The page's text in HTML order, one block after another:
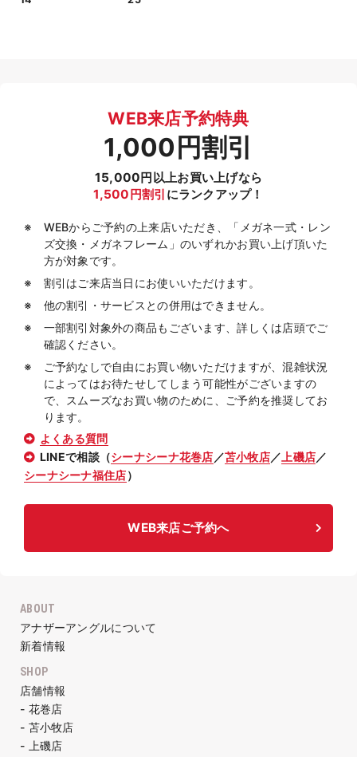
WEB来店予約特典
1,000円割引
15,000円以上お買い上げなら
1,500円割引 にランクアップ！
WEBからご予約の上来店いただき、「メガネ一式・レン
ズ交換・メガネフレーム」のいずれかお買い上げ頂いた
方が対象です。
割引はご来店当日にお使いいただけます。
他の割引・サービスとの併用はできません。
一部割引対象外の商品もございます、詳しくは店頭でご
確認ください。
ご予約なしで自由にお買い物いただけますが、混雑状況
によってはお待たせしてしまう可能性がございますの
で、スムーズなお買い物のために、ご予約を推奨してお
ります。
よくある質問
LINEで相談（シーナシーナ花巻店 ／苫小牧店／ 上磯店／
シーナシーナ福住店）
WEB来店ご予約へ
ABOUT
アナザーアングルについて
新着情報
SHOP
店舗情報
- 花巻店
- 苫小牧店
- 上磯店